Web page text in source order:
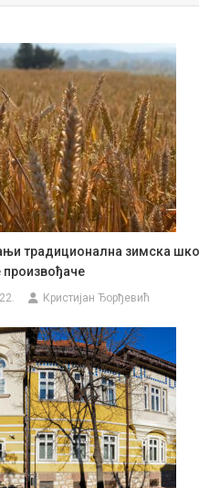
традиционална зимска
Кристијан Ђорђевић